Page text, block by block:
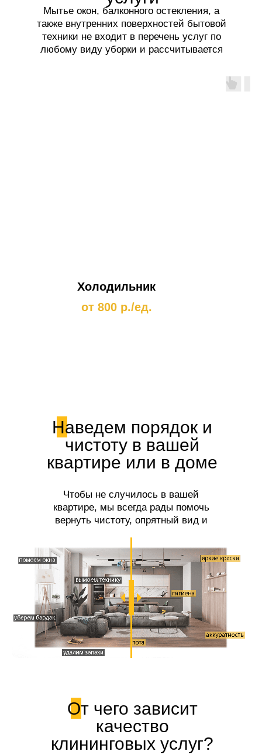
Мытье окон, балконного остекления, а
также внутренних поверхностей бытовой
техники не входит в перечень услуг по
любому виду уборки и рассчитывается
Холодильник
от 800 р./ед.
Наведем порядок и
чистоту в вашей
квартире или в доме
Чтобы не случилось в вашей
квартире, мы всегда рады помочь
вернуть чистоту, опрятный вид и
От чего зависит
качество
клининговых услуг?